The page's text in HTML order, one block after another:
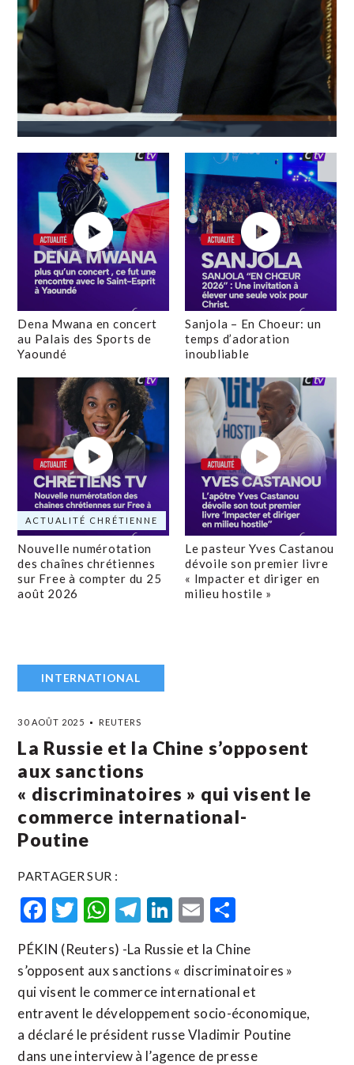
Dena Mwana en concert
au Palais des Sports de
Yaoundé
Sanjola – En Choeur: un
temps d’adoration
inoubliable
ACTUALITÉ CHRÉTIENNE
Nouvelle numérotation
des chaînes chrétiennes
sur Free à compter du 25
août 2026
Le pasteur Yves Castanou
dévoile son premier livre
« Impacter et diriger en
milieu hostile »
INTERNATIONAL
30 AOÛT 2025 REUTERS
La Russie et la Chine s’opposent
aux sanctions
« discriminatoires » qui visent le
commerce international-
Poutine
PARTAGER SUR :
Facebook
Twitter
WhatsApp
Telegram
LinkedIn
Email
PÉKIN (Reuters) -La Russie et la Chine
s’opposent aux sanctions « discriminatoires »
qui visent le commerce international et
entravent le développement socio-économique,
a déclaré le président russe Vladimir Poutine
dans une interview à l’agence de presse